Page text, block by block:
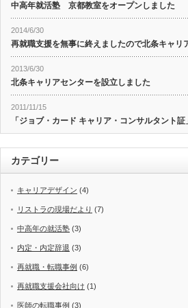
中高年就活塾 京都教室をオープンしました
2014/6/30
再就職支援を無事に終えましたので北条キャリ
2013/6/30
北条キャリアセンターを設立しました
2011/11/15
「ジョブ・カード キャリア・コンサルタント証
カテゴリー
キャリアデザイン (4)
リストラの現場だより (7)
中高年の就活塾 (3)
内定・内定辞退 (3)
再就職・転職事例 (6)
再就職支援会社向け (1)
医師の転職事例 (3)